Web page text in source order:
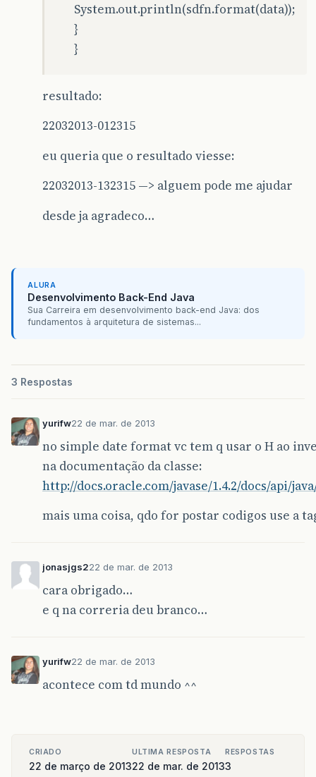
System.out.println(sdfn.format(data));
}
}
resultado:
22032013-012315
eu queria que o resultado viesse:
22032013-132315 —> alguem pode me ajudar
desde ja agradeco…
ALURA
Desenvolvimento Back-End Java
Sua Carreira em desenvolvimento back-end Java: dos
fundamentos à arquitetura de sistemas...
3 Respostas
yurifw22 de mar. de 2013
no simple date format vc tem q usar o H ao
na documentação da classe:
http://docs.oracle.com/javase/1.4.2/docs/api/
mais uma coisa, qdo for postar codigos use a
jonasjgs222 de mar. de 2013
cara obrigado…
e q na correria deu branco…
yurifw22 de mar. de 2013
acontece com td mundo ^^
CRIADO
22 de março de 2013
ULTIMA RESPOSTA
22 de mar. de 2013
RESPOSTAS
3